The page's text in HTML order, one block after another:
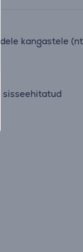
kangastele (nt
sisseehitatud